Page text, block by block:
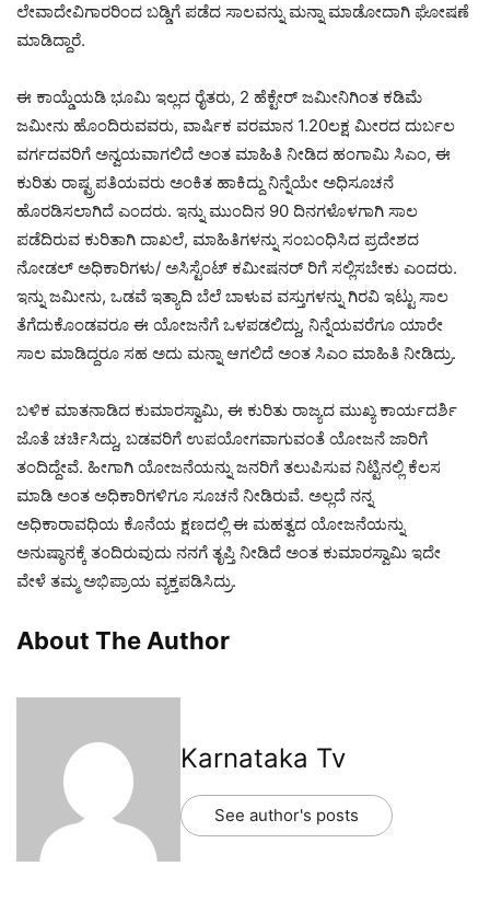
ಲೇವಾದೇವಿಗಾರರಿಂದ ಬಡ್ಡಿಗೆ ಪಡೆದ ಸಾಲವನ್ನು ಮನ್ನಾ ಮಾಡೋದಾಗಿ ಘೋಷಣೆ
ಮಾಡಿದ್ದಾರೆ.
ಈ ಕಾಯ್ಡೆಯಡಿ ಭೂಮಿ ಇಲ್ಲದ ರೈತರು, 2 ಹೆಕ್ಟೇರ್ ಜಮೀನಿಗಿಂತ ಕಡಿಮೆ
ಜಮೀನು ಹೊಂದಿರುವವರು, ವಾರ್ಷಿಕ ವರಮಾನ 1.20ಲಕ್ಷ ಮೀರದ ದುರ್ಬಲ
ವರ್ಗದವರಿಗೆ ಅನ್ವಯವಾಗಲಿದೆ ಅಂತ ಮಾಹಿತಿ ನೀಡಿದ ಹಂಗಾಮಿ ಸಿಎಂ, ಈ
ಕುರಿತು ರಾಷ್ಟ್ರಪತಿಯವರು ಅಂಕಿತ ಹಾಕಿದ್ದು ನಿನ್ನೆಯೇ ಅಧಿಸೂಚನೆ
ಹೊರಡಿಸಲಾಗಿದೆ ಎಂದರು. ಇನ್ನು ಮುಂದಿನ 90 ದಿನಗಳೊಳಗಾಗಿ ಸಾಲ
ಪಡೆದಿರುವ ಕುರಿತಾಗಿ ದಾಖಲೆ, ಮಾಹಿತಿಗಳನ್ನು ಸಂಬಂಧಿಸಿದ ಪ್ರದೇಶದ
ನೋಡಲ್ ಅಧಿಕಾರಿಗಳು/ ಅಸಿಸ್ಟೆಂಟ್ ಕಮೀಷನರ್ ರಿಗೆ ಸಲ್ಲಿಸಬೇಕು ಎಂದರು.
ಇನ್ನು ಜಮೀನು, ಒಡವೆ ಇತ್ಯಾದಿ ಬೆಲೆ ಬಾಳುವ ವಸ್ತುಗಳನ್ನು ಗಿರವಿ ಇಟ್ಟು ಸಾಲ
ತೆಗೆದುಕೊಂಡವರೂ ಈ ಯೋಜನೆಗೆ ಒಳಪಡಲಿದ್ದು, ನಿನ್ನೆಯವರೆಗೂ ಯಾರೇ
ಸಾಲ ಮಾಡಿದ್ದರೂ ಸಹ ಅದು ಮನ್ನಾ ಆಗಲಿದೆ ಅಂತ ಸಿಎಂ ಮಾಹಿತಿ ನೀಡಿದ್ರು.
ಬಳಿಕ ಮಾತನಾಡಿದ ಕುಮಾರಸ್ವಾಮಿ, ಈ ಕುರಿತು ರಾಜ್ಯದ ಮುಖ್ಯ ಕಾರ್ಯದರ್ಶಿ
ಜೊತೆ ಚರ್ಚಿಸಿದ್ದು, ಬಡವರಿಗೆ ಉಪಯೋಗವಾಗುವಂತೆ ಯೋಜನೆ ಜಾರಿಗೆ
ತಂದಿದ್ದೇವೆ. ಹೀಗಾಗಿ ಯೋಜನೆಯನ್ನು ಜನರಿಗೆ ತಲುಪಿಸುವ ನಿಟ್ಟಿನಲ್ಲಿ ಕೆಲಸ
ಮಾಡಿ ಅಂತ ಅಧಿಕಾರಿಗಳಿಗೂ ಸೂಚನೆ ನೀಡಿರುವೆ. ಅಲ್ಲದೆ ನನ್ನ
ಅಧಿಕಾರಾವಧಿಯ ಕೊನೆಯ ಕ್ಷಣದಲ್ಲಿ ಈ ಮಹತ್ವದ ಯೋಜನೆಯನ್ನು
ಅನುಷ್ಠಾನಕ್ಕೆ ತಂದಿರುವುದು ನನಗೆ ತೃಪ್ತಿ ನೀಡಿದೆ ಅಂತ ಕುಮಾರಸ್ವಾಮಿ ಇದೇ
ವೇಳೆ ತಮ್ಮ ಅಭಿಪ್ರಾಯ ವ್ಯಕ್ತಪಡಿಸಿದ್ರು.
About The Author
Karnataka Tv
See author's posts